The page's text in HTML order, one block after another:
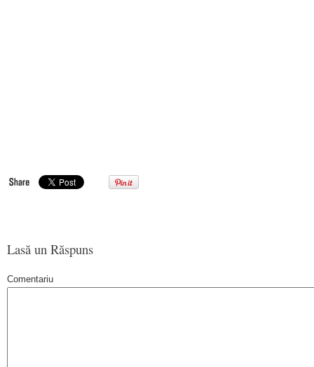
Lasă un Răspuns
Comentariu